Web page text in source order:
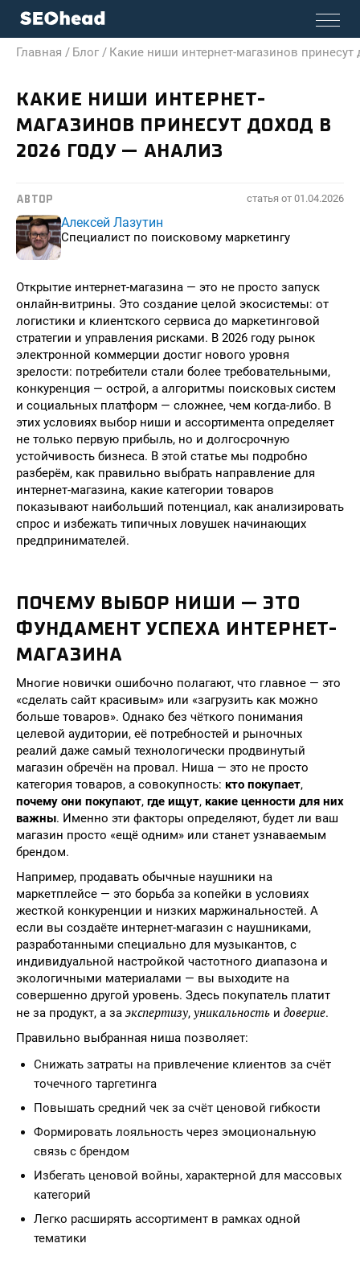
Главная / Блог / Какие ниши интернет-магазинов принесут
КАКИЕ НИШИ ИНТЕРНЕТ-
МАГАЗИНОВ ПРИНЕСУТ ДОХОД В
2026 ГОДУ — АНАЛИЗ
АВТОР статья от 01.04.2026
Алексей Лазутин
Специалист по поисковому маркетингу
Открытие интернет-магазина — это не просто запуск
онлайн-витрины. Это создание целой экосистемы: от
логистики и клиентского сервиса до маркетинговой
стратегии и управления рисками. В 2026 году рынок
электронной коммерции достиг нового уровня
зрелости: потребители стали более требовательными,
конкуренция — острой, а алгоритмы поисковых систем
и социальных платформ — сложнее, чем когда-либо. В
этих условиях выбор ниши и ассортимента определяет
не только первую прибыль, но и долгосрочную
устойчивость бизнеса. В этой статье мы подробно
разберём, как правильно выбрать направление для
интернет-магазина, какие категории товаров
показывают наибольший потенциал, как анализировать
спрос и избежать типичных ловушек начинающих
предпринимателей.
ПОЧЕМУ ВЫБОР НИШИ — ЭТО
ФУНДАМЕНТ УСПЕХА ИНТЕРНЕТ-
МАГАЗИНА
Многие новички ошибочно полагают, что главное — это
«сделать сайт красивым» или «загрузить как можно
больше товаров». Однако без чёткого понимания
целевой аудитории, её потребностей и рыночных
реалий даже самый технологически продвинутый
магазин обречён на провал. Ниша — это не просто
категория товаров, а совокупность: кто покупает,
почему они покупают, где ищут, какие ценности для них
важны. Именно эти факторы определяют, будет ли ваш
магазин просто «ещё одним» или станет узнаваемым
брендом.
Например, продавать обычные наушники на
маркетплейсе — это борьба за копейки в условиях
жесткой конкуренции и низких маржинальностей. А
если вы создаёте интернет-магазин с наушниками,
разработанными специально для музыкантов, с
индивидуальной настройкой частотного диапазона и
экологичными материалами — вы выходите на
совершенно другой уровень. Здесь покупатель платит
не за продукт, а за экспертизу, уникальность и доверие.
Правильно выбранная ниша позволяет:
Снижать затраты на привлечение клиентов за счёт
точечного таргетинга
Повышать средний чек за счёт ценовой гибкости
Формировать лояльность через эмоциональную
связь с брендом
Избегать ценовой войны, характерной для массовых
категорий
Легко расширять ассортимент в рамках одной
тематики